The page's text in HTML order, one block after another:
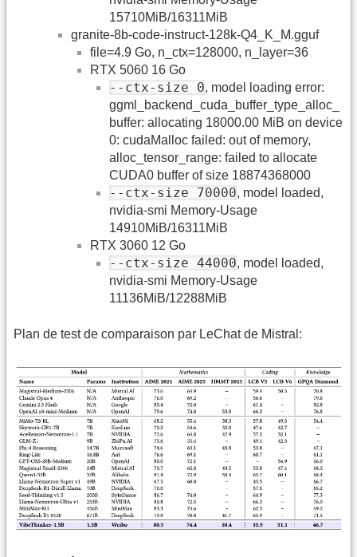
15710MiB/16311MiB
granite-8b-code-instruct-128k-Q4_K_M.gguf
file=4.9 Go, n_ctx=128000, n_layer=36
RTX 5060 16 Go
--ctx-size 0, model loading error:
ggml_backend_cuda_buffer_type_alloc_
buffer: allocating 18000.00 MiB on device
0: cudaMalloc failed: out of memory,
alloc_tensor_range: failed to allocate
CUDA0 buffer of size 18874368000
--ctx-size 70000, model loaded,
nvidia-smi Memory-Usage
14910MiB/16311MiB
RTX 3060 12 Go
--ctx-size 44000, model loaded,
nvidia-smi Memory-Usage
11136MiB/12288MiB
Plan de test de comparaison par LeChat de Mistral: